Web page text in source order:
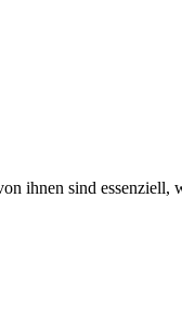
ihnen sind